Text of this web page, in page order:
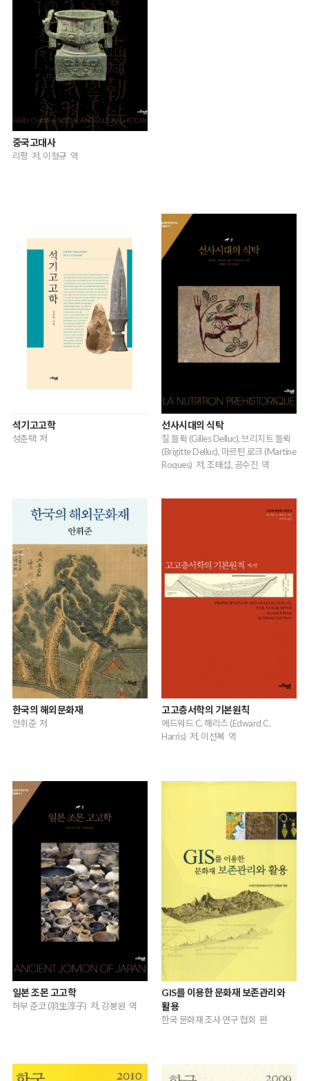
중국고대사
리펑 저, 이청규 역
석기고고학
성춘택 저
선사시대의 식탁
질 들뤽 (Gilles Delluc), 브리지트 들뤽
(Brigitte Delluc), 마르틴 로크 (Martine
Roques) 저, 조태섭, 공수진 역
한국의 해외문화재
안휘준 저
고고층서학의 기본원칙
에드워드 C. 해리스 (Edward C.
Harris) 저, 이선복 역
일본 조몬 고고학
하부 준코 (羽生淳子) 저, 강봉원 역
GIS를 이용한 문화재 보존관리와
활용
한국 문화재 조사 연구 협회 편